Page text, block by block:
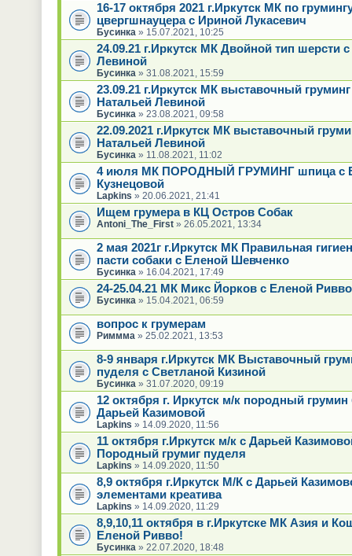
16-17 октября 2021 г.Иркутск МК по
цвергшнауцера с Ириной Лукасевич
Бусинка » 15.07.2021, 10:25
24.09.21 г.Иркутск МК Двойной тип шерсти
Левиной
Бусинка » 31.08.2021, 15:59
23.09.21 г.Иркутск МК выставочный груминг
Натальей Левиной
Бусинка » 23.08.2021, 09:58
22.09.2021 г.Иркутск МК выставочный
Натальей Левиной
Бусинка » 11.08.2021, 11:02
4 июля МК ПОРОДНЫЙ ГРУМИНГ шпица с
Кузнецовой
Lapkins » 20.06.2021, 21:41
Ищем грумера в КЦ Остров Собак
Antoni_The_First» 26.05.2021, 13:34
2 мая 2021г г.Иркутск МК Правильная
пасти собаки с Еленой Шевченко
Бусинка » 16.04.2021, 17:49
24-25.04.21 МК Микс Йорков с Еленой Ривво
Бусинка » 15.04.2021, 06:59
вопрос к грумерам
Риммма » 25.02.2021, 13:53
8-9 января г.Иркутск МК Выставочный
пуделя с Светланой Кизиной
Бусинка » 31.07.2020, 09:19
12 октября г. Иркутск м/к породный
Дарьей Казимовой
Lapkins » 14.09.2020, 11:56
11 октября г.Иркутск м/к с Дарьей
Породный грумиг пуделя
Lapkins » 14.09.2020, 11:50
8,9 октября г.Иркутск М/К с Дарьей
элементами креатива
Lapkins » 14.09.2020, 11:29
8,9,10,11 октября в г.Иркутске МК Азия и
Еленой Ривво!
Бусинка » 22.07.2020, 18:48